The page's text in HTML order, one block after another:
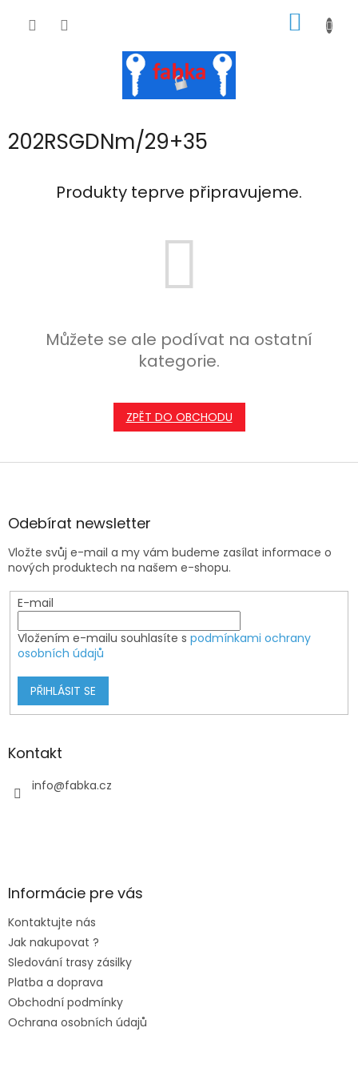
KOŠÍK
202RSGDNm/29+35
Produkty teprve připravujeme.
Můžete se ale podívat na ostatní
kategorie.
ZPĚT DO OBCHODU
Z
aOdebírat newsletter
Vložte svůj e-mail a my vám budeme zasílat informace o
nových produktech na našem e-shopu.
E-mail
Vložením e-mailu souhlasíte s podmínkami ochrany
osobních údajů
PŘIHLÁSIT SE
Kontakt
info@fabka.cz
Informácie pre vás
Kontaktujte nás
Jak nakupovat ?
Sledování trasy zásilky
Platba a doprava
Obchodní podmínky
Ochrana osobních údajů